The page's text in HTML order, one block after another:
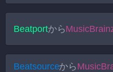
Beatportから
Beatsourceから